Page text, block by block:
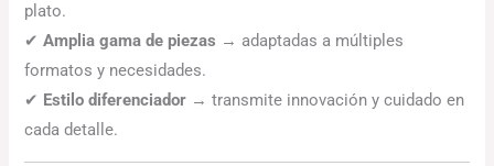
plato.
✔Amplia gama de piezas → adaptadas a múltiples
formatos y necesidades.
✔ Estilo diferenciador → transmite innovación y cuidado en
cada detalle.